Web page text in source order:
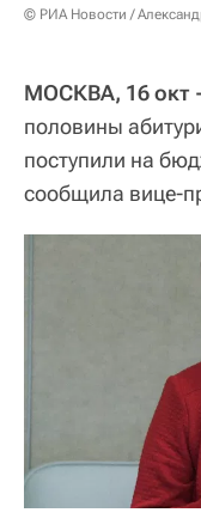
© РИА Новости /
МОСКВА, 16 окт
половины
поступили на
сообщила вице-